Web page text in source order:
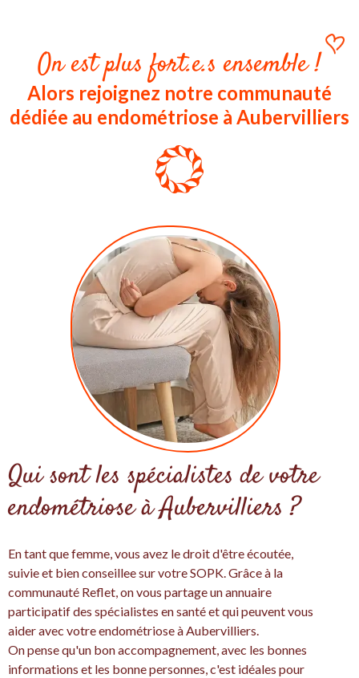
On est plus fort.e.s ensemble !
Alors rejoignez notre communauté
dédiée au endométriose à Aubervilliers
Qui sont les spécialistes de votre
endométriose à Aubervilliers ?
En tant que femme, vous avez le droit d'être écoutée,
suivie et bien conseillee sur votre SOPK. Grâce à la
communauté Reflet, on vous partage un annuaire
participatif des spécialistes en santé et qui peuvent vous
aider avec votre endométriose à Aubervilliers.
On pense qu'un bon accompagnement, avec les bonnes
informations et les bonne personnes, c'est idéales pour